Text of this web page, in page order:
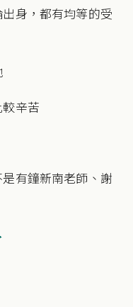
身，都有均等的受
辛苦
有鐘新南老師、謝